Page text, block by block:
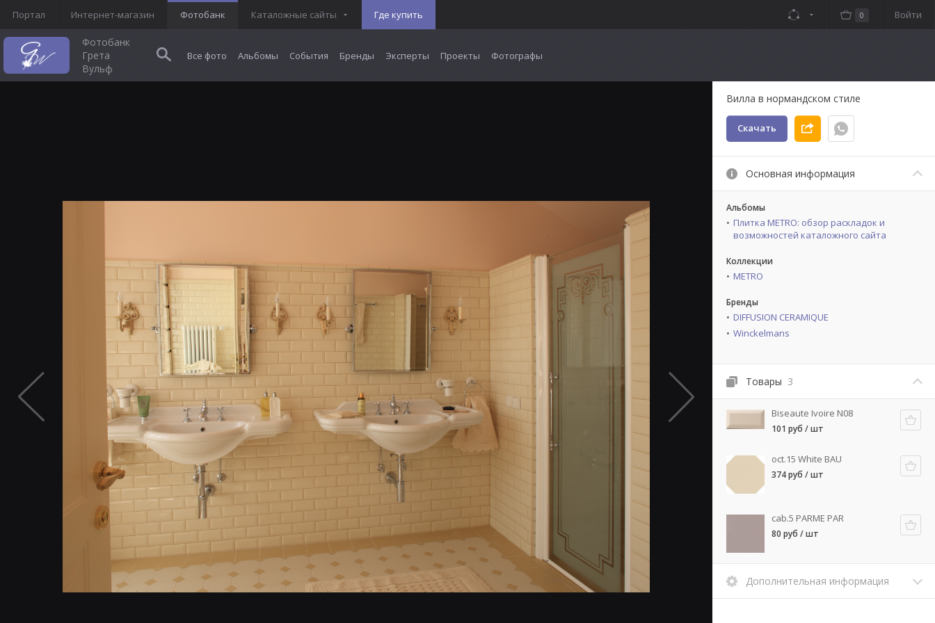
Портал Интернет-магазин Фотобанк Каталожные сайты Где купить Войти
0
Фотобанк
Грета
Вульф
Все фото Альбомы События Бренды Эксперты Проекты Фотографы
Вилла в нормандском стиле
Скачать
Основная информация
Альбомы
Плитка METRO: обзор раскладок и
возможностей каталожного сайта
Коллекции
METRO
Бренды
DIFFUSION CERAMIQUE
Winckelmans
Товары 3
Biseaute Ivoire N08
101 руб / шт
oct.15 White BAU
374 руб / шт
cab.5 PARME PAR
80 руб / шт
Дополнительная информация